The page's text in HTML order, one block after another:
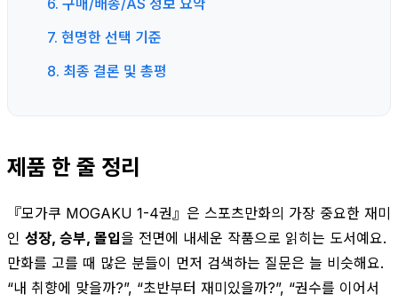
7. 현명한 선택 기준
8. 최종 결론 및 총평
제품 한 줄 정리
『모가쿠 MOGAKU 1-4권』은 스포츠만화의 가장 중요한 재미
인 성장, 승부, 몰입을 전면에 내세운 작품으로 읽히는 도서예요.
만화를 고를 때 많은 분들이 먼저 검색하는 질문은 늘 비슷해요.
“내 취향에 맞을까?”, “초반부터 재미있을까?”, “권수를 이어서